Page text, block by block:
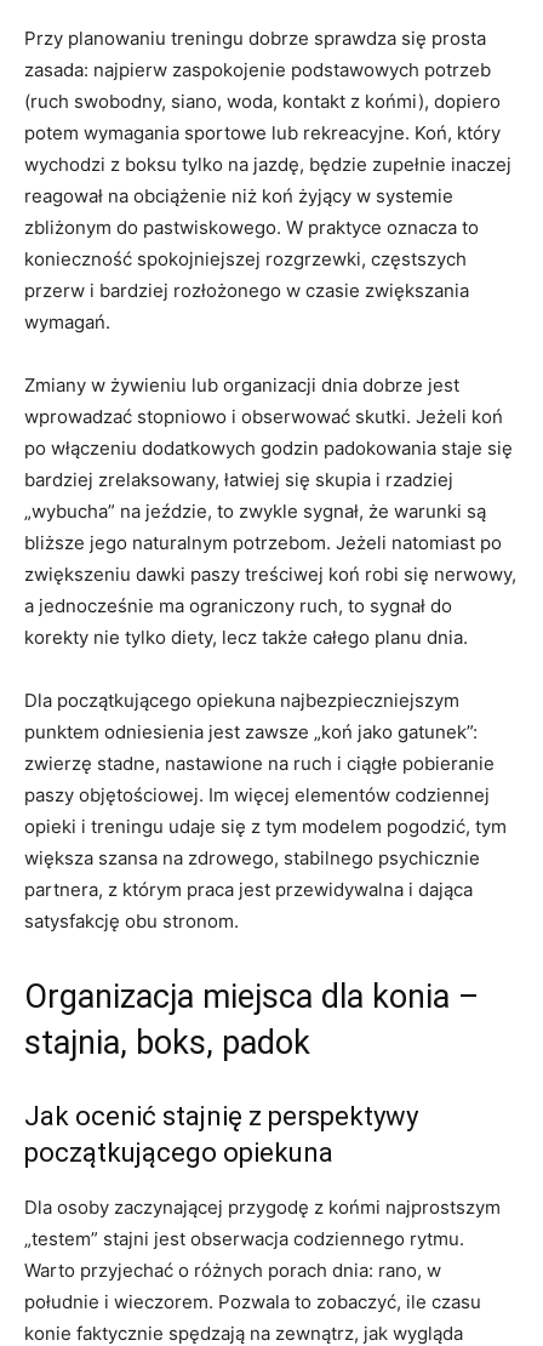
Przy planowaniu treningu dobrze sprawdza się prosta
zasada: najpierw zaspokojenie podstawowych potrzeb
(ruch swobodny, siano, woda, kontakt z końmi), dopiero
potem wymagania sportowe lub rekreacyjne. Koń, który
wychodzi z boksu tylko na jazdę, będzie zupełnie inaczej
reagował na obciążenie niż koń żyjący w systemie
zbliżonym do pastwiskowego. W praktyce oznacza to
konieczność spokojniejszej rozgrzewki, częstszych
przerw i bardziej rozłożonego w czasie zwiększania
wymagań.
Zmiany w żywieniu lub organizacji dnia dobrze jest
wprowadzać stopniowo i obserwować skutki. Jeżeli koń
po włączeniu dodatkowych godzin padokowania staje się
bardziej zrelaksowany, łatwiej się skupia i rzadziej
„wybucha” na jeździe, to zwykle sygnał, że warunki są
bliższe jego naturalnym potrzebom. Jeżeli natomiast po
zwiększeniu dawki paszy treściwej koń robi się nerwowy,
a jednocześnie ma ograniczony ruch, to sygnał do
korekty nie tylko diety, lecz także całego planu dnia.
Dla początkującego opiekuna najbezpieczniejszym
punktem odniesienia jest zawsze „koń jako gatunek”:
zwierzę stadne, nastawione na ruch i ciągłe pobieranie
paszy objętościowej. Im więcej elementów codziennej
opieki i treningu udaje się z tym modelem pogodzić, tym
większa szansa na zdrowego, stabilnego psychicznie
partnera, z którym praca jest przewidywalna i dająca
satysfakcję obu stronom.
Organizacja miejsca dla konia –
stajnia, boks, padok
Jak ocenić stajnię z perspektywy
początkującego opiekuna
Dla osoby zaczynającej przygodę z końmi najprostszym
„testem” stajni jest obserwacja codziennego rytmu.
Warto przyjechać o różnych porach dnia: rano, w
południe i wieczorem. Pozwala to zobaczyć, ile czasu
konie faktycznie spędzają na zewnątrz, jak wygląda